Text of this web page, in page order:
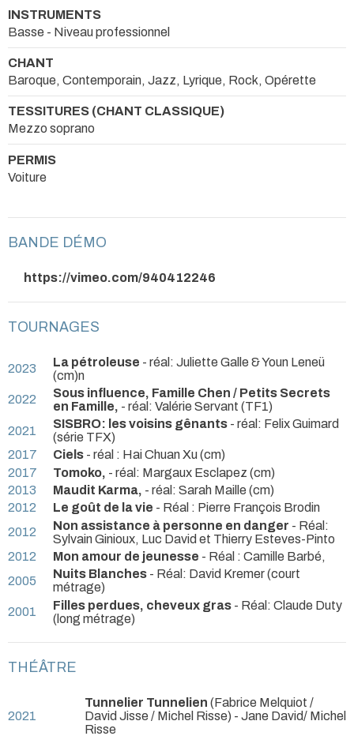
INSTRUMENTS
Basse - Niveau professionnel
CHANT
Baroque, Contemporain, Jazz, Lyrique, Rock, Opérette
TESSITURES (CHANT CLASSIQUE)
Mezzo soprano
PERMIS
Voiture
BANDE DÉMO
https://vimeo.com/940412246
TOURNAGES
2023 La pétroleuse - réal: Juliette Galle & Youn Leneü
(cm)n
2022
Sous influence, Famille Chen / Petits Secrets
en Famille, - réal: Valérie Servant (TF1)
2021
SISBRO: les voisins gênants - réal: Felix Guimard
(série TFX)
2017
Ciels - réal : Hai Chuan Xu (cm)
2017
Tomoko, - réal: Margaux Esclapez (cm)
2013
Maudit Karma, - réal: Sarah Maille (cm)
2012
Le goût de la vie - Réal : Pierre François Brodin
2012
Non assistance à personne en danger - Réal:
Sylvain Ginioux, Luc David et Thierry Esteves-Pinto
2012
Mon amour de jeunesse - Réal : Camille Barbé,
2005
Nuits Blanches - Réal: David Kremer (court
métrage)
2001
Filles perdues, cheveux gras - Réal: Claude Duty
(long métrage)
THÉÂTRE
2021
Tunnelier Tunnelien (Fabrice Melquiot /
David Jisse / Michel Risse) - Jane David/ Michel
Risse